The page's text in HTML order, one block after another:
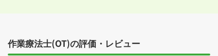
作業療法士(OT)の評価・レビュー